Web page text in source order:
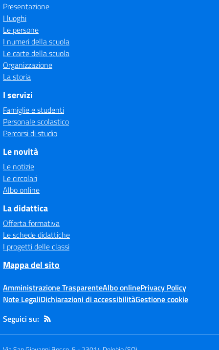
Presentazione
I luoghi
Le persone
I numeri della scuola
Le carte della scuola
Organizzazione
La storia
I servizi
Famiglie e studenti
Personale scolastico
Percorsi di studio
Le novità
Le notizie
Le circolari
Albo online
La didattica
Offerta formativa
Le schede didattiche
I progetti delle classi
Mappa del sito
Amministrazione TrasparenteAlbo onlinePrivacy Policy
Note LegaliDichiarazioni di accessibilitàGestione cookie
Seguici su: